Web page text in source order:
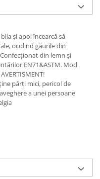
și apoi încearcă să
ocolind găurile din
din lemn și
EN71&ASTM. Mod
părți mici, pericol de
a unei persoane